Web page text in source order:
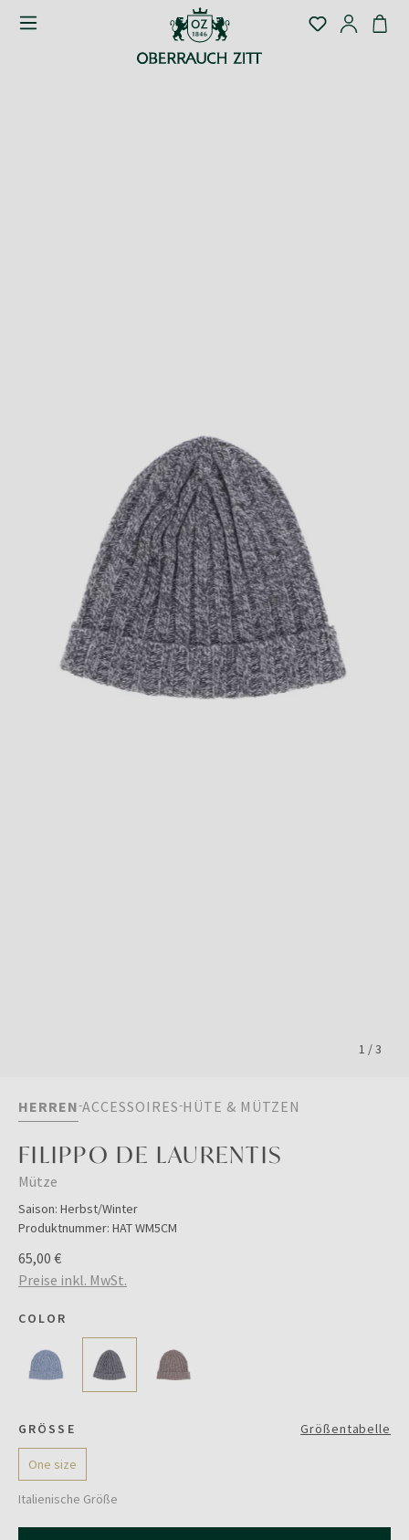
1 /3
HERREN ACCESSOIRES HÜTE & MÜTZEN
FILIPPO DE LAURENTIS
Mütze
Saison: Herbst/Winter
Produktnummer: HAT WM5CM
65,00 €
Preise inkl. MwSt.
COLOR
GRÖSSE Größentabelle
One size
Italienische Größe